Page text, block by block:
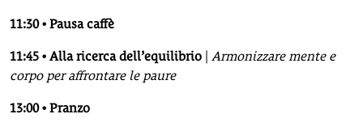
11:30 • Pausa caffè
11:45 • Alla ricerca dell’equilibrio | Armonizzare mente e
corpo per affrontare le paure
13:00 • Pranzo